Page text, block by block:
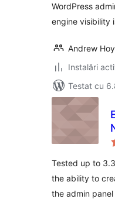
WordPress
engine visibility
Andrew
Instalări
Testat cu
Tested up to
the ability to
the admin panel